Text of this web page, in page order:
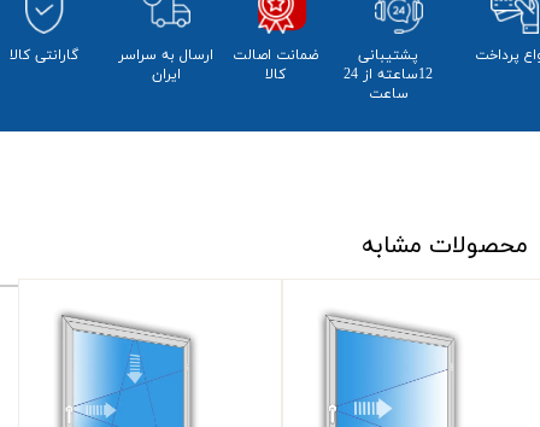
پرداخت
پشتیبانی
12ساعته از 24
ساعت
ضمانت اصالت
کالا
​ارسال به سراسر
ایران
​​گارانتی کالا
محصولات مشابه